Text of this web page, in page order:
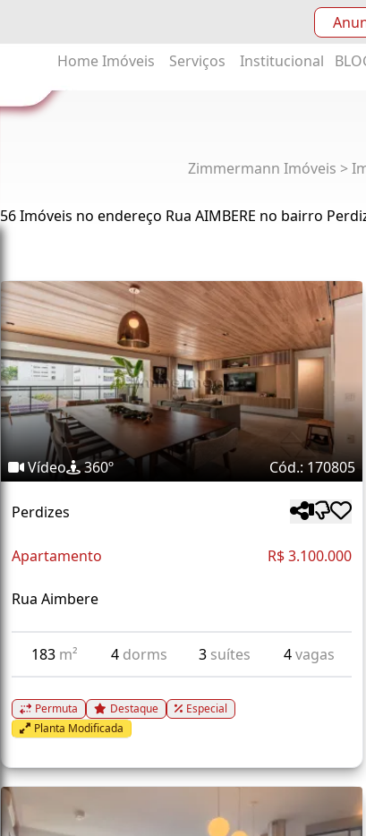
Home Imóveis Serviços Institucional
Zimmermann Imóveis >
56 Imóveis no endereço Rua AIMBERE no bairro
Vídeo 360º Cód.: 170805
Perdizes
Apartamento R$ 3.100.000
Rua Aimbere
183 m² 4 dorms 3 suítes 4vagas
Permuta Destaque
Especial
Planta Modificada